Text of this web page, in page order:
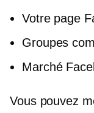
Votre page
Groupes
Marché
Vous pouvez